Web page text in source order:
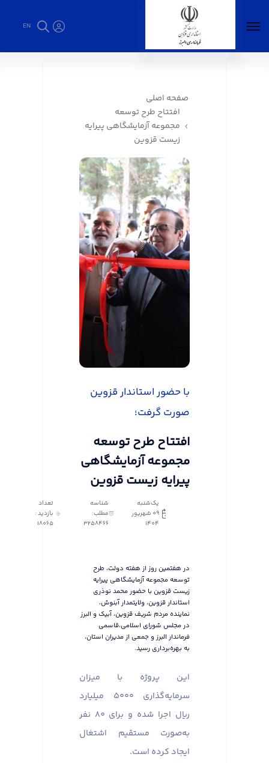
EN
صفحه اصلی
افتتاح طرح توسعه
مجموعه آزمایشگاهی پیرایه
زیست قزوین
با حضور استاندار قزوین
صورت گرفت؛
افتتاح طرح توسعه
مجموعه آزمایشگاهی
پیرایه زیست قزوین
یک‌شنبه
09 شهریور
1404
شناسه
مطلب:
3258466
تعداد
بازدید :
18065
در هفتمین روز از هفته دولت، طرح
توسعه مجموعه آزمایشگاهی پیرایه
زیست قزوین با حضور محمد نوذری
استاندار قزوین، ولایتمدار آبنوش،
نماینده مردم شریف قزوین، آبیک و البرز
در مجلس شورای اسلامی،قاسمی
فرماندار البرز و جمعی از مدیران استان،
به بهره‌برداری رسید.
این پروژه با میزان
سرمایه‌گذاری ۵۰۰۰ میلیارد
ریال اجرا شده و برای ۸۰ نفر
به‌صورت مستقیم اشتغال
ایجاد کرده است.